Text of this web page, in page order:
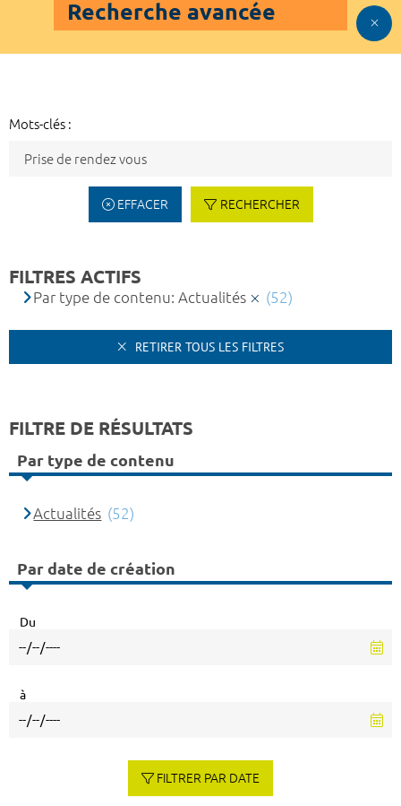
Recherche avancée
Mots-clés :
EFFACER RECHERCHER
FILTRES ACTIFS
Par type de contenu: Actualités (52)
RETIRER TOUS LES FILTRES
FILTRE DE RÉSULTATS
Par type de contenu
Actualités (52)
Par date de création
Du
à
FILTRER PAR DATE